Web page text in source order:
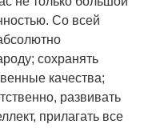
Со всей
сохранять
качества;
развивать
прилагать все